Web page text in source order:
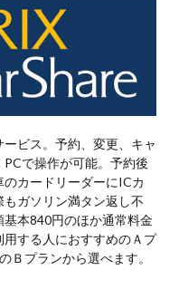
ビス。予約、変更、キャ
で操作が可能。予約後
カードリーダーにICカ
ガソリン満タン返し不
本840円のほか通常料金
する人におすすめのＡプ
Ｂプランから選べます。